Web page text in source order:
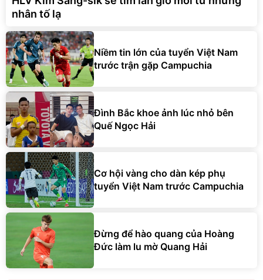
nhân tố lạ
Niềm tin lớn của tuyển Việt Nam
trước trận gặp Campuchia
Đình Bắc khoe ảnh lúc nhỏ bên
Quế Ngọc Hải
Cơ hội vàng cho dàn kép phụ
tuyển Việt Nam trước Campuchia
Đừng để hào quang của Hoàng
Đức làm lu mờ Quang Hải